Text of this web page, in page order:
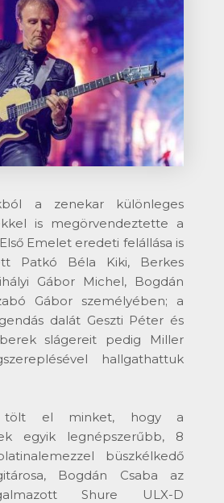
a zenekar különleges
is megörvendeztette a
Emelet eredeti felállása is
Patkó Béla Kiki, Berkes
Gábor Michel, Bogdán
Gábor személyében; a
dalát Geszti Péter és
slágereit pedig Miller
hallgathattuk
tölt el minket, hogy a
egyik legnépszerűbb, 8
büszkélkedő
Bogdán Csaba az
Shure ULX-D